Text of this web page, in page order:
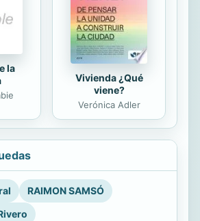
la
Vivienda ¿Qué
viene?
Verónica Adler
RAIMON SAMSÓ